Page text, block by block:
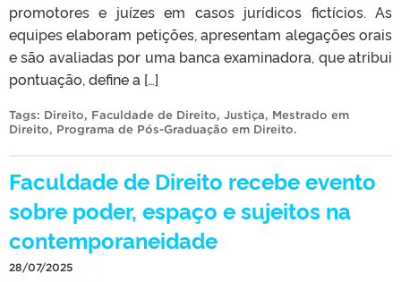
promotores e juízes em casos jurídicos fictícios. As
equipes elaboram petições, apresentam alegações orais
e são avaliadas por uma banca examinadora, que atribui
pontuação, define a […]
Tags: Direito, Faculdade de Direito, Justiça, Mestrado em
Direito, Programa de Pós-Graduação em Direito.
Faculdade de Direito recebe evento
sobre poder, espaço e sujeitos na
contemporaneidade
28/07/2025